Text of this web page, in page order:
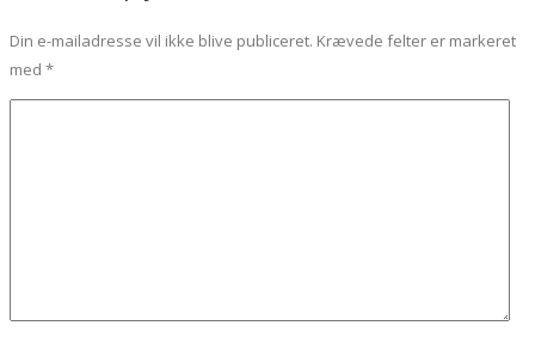
Din e-mailadresse vil ikke blive publiceret. Krævede felter er markeret
med *